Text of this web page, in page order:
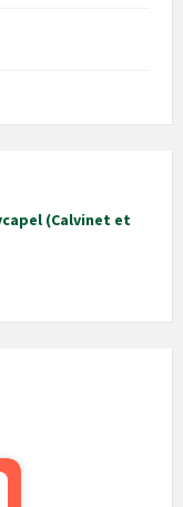
(Calvinet et